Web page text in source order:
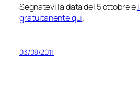
Segnatevi la data del 5 ottobre e
gratuitanente qui.
03/08/2011